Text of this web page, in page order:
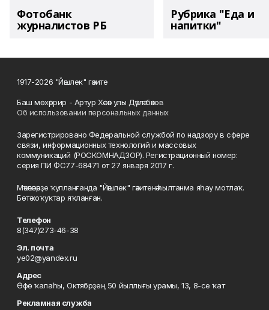
Фотобанк
журналистов РБ
Рубрика "Еда и
напитки"
1917-2026 "Йәшлек" гәзите
Баш мөхәррир - Артур Хәсән улы Дәүләтбәков
Об использовании персональных данных
Зарегистрировано Федеральной службой по надзору в сфере
связи, информационных технологий и массовых
коммуникаций (РОСКОМНАДЗОР). Регистрационный номер:
серия ПИ ФС77-68471 от 27 января 2017 г.
Мәҡәләләрҙе ҡулланғанда "Йәшлек" гәзитенә һылтанма яһау мотлаҡ.
Бөтә хоҡуҡтар яҡланған.
Телефон
8(347)273-46-38
Эл. почта
ye02@yandex.ru
Адрес
Өфө ҡалаһы, Октябрҙең 50 йыллығы урамы, 13, 8-се ҡат
Рекламная служба